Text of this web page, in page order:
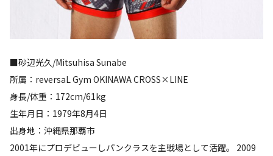
■砂辺光久/Mitsuhisa Sunabe
所属：reversaL Gym OKINAWA CROSS×LINE
身長/体重：172cm/61kg
生年月日：1979年8月4日
出身地：沖縄県那覇市
2001年にプロデビューしパンクラスを主戦場として活躍。 2009